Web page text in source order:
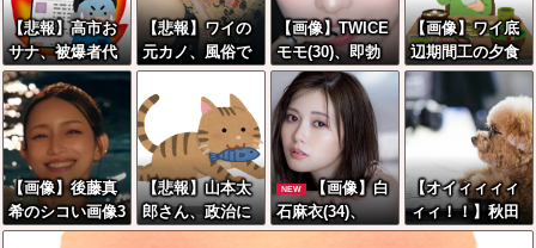
【悲報】高市お
サナ、被爆者代
表を睨み付けて
しまいバチクソ
炎上し始めるｗ
ｗｗｗｗｗｗｗ
ｗ
【悲報】ワイの
元カノ、風俗で
見つかるwwww
wwwwww
【画像】TWICE
モモ(30)、即勃
起してまう衣装
を着てしまうww
www
【画像】ワイ底
辺期間工の夕食
がこちらｗｗｗ
ｗｗ
【画像】後藤真
希のシコい画像3
選、ガチでこれ
【悲報】山本太
郎さん、政治に
興味なかった
NEW
【画像】白
石麻衣(34)、
生々しすぎるボ
【オイィィィィ
ィィ！！】秋田
県職員、ラ○ホ